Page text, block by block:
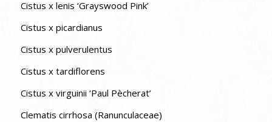
Cistus x lenis ‘Grayswood Pink’
Cistus x picardianus
Cistus x pulverulentus
Cistus x tardiflorens
Cistus x virguinii ‘Paul Pècherat’
Clematis cirrhosa (Ranunculaceae)